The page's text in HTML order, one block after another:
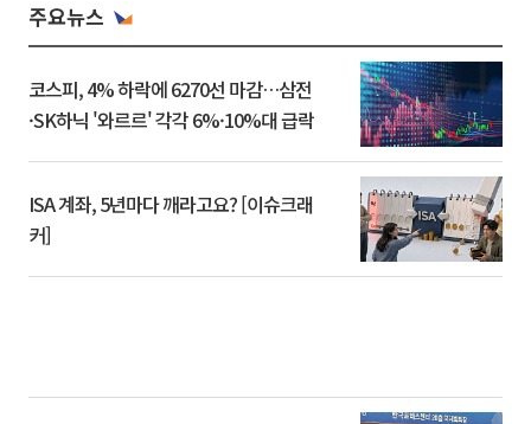
주요뉴스
코스피, 4% 하락에 6270선 마감…삼전
·SK하닉 '와르르' 각각 6%·10%대 급락
ISA 계좌, 5년마다 깨라고요? [이슈크래
커]